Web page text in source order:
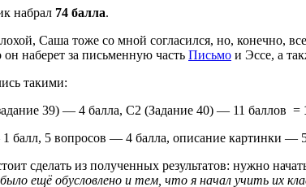
набрал 74 балла.
Саша тоже со мной согласился, но, конечно,
наберет за письменную часть Письмо и Эссе, а
такими:
39) — 4 балла, С2 (Задание 40) — 11 баллов =
балл, 5 вопросов — 4 балла, описание картинки —
сделать из полученных результатов: нужно
ещё обусловлено и тем, что я начал учить их